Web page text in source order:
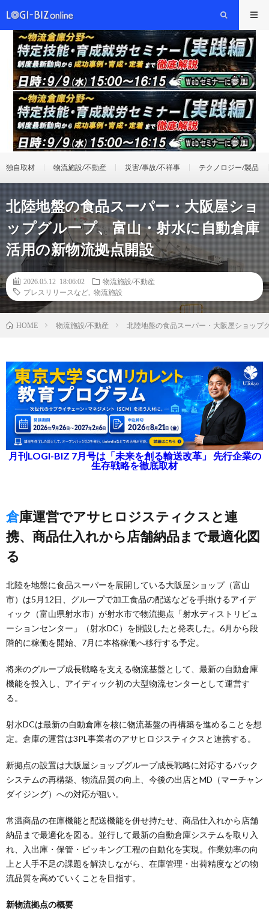
独自取材 物流施設/不動産 災害/事故/不祥事 テクノロジー/製品
北陸地盤の食品スーパー・大阪屋ショ
ップグループ、富山・射水に自動倉庫
活用の新物流拠点開設
2026.05.12 18:06:02
物流施設/不動産
プレスリリースなど
物流施設
HOME 物流施設/不動産 北陸地盤の食品スーパー・大阪屋ショップ
月刊LOGI-BIZ 7月号は「未来を創る輸送改革」 先行企業の
生存戦略を徹底取材
倉庫運営でアサヒロジスティクスと連
携、商品仕入れから店舗納品まで最適化図
る
北陸を地盤に食品スーパーを展開している大阪屋ショップ（富山
市）は5月12日、グループで加工食品の配送などを手掛けるアイデ
ィック（富山県射水市）が射水市で物流拠点「射水ディストリビュ
ーションセンター」（射水DC）を開設したと発表した。6月から段
階的に稼働を開始、7月に本格稼働へ移行する予定。
将来のグループ成長戦略を支える物流基盤として、最新の自動倉庫
機能を投入し、アイディック初の大型物流センターとして運営す
る。
射水DCは最新の自動倉庫を核に物流基盤の再構築を進めることを想
定。倉庫の運営は3PL事業者のアサヒロジスティクスと連携する。
新拠点の設置は大阪屋ショップグループ成長戦略に対応するバック
システムの再構築、物流品質の向上、今後の出店とMD（マーチャン
ダイジング）への対応が狙い。
常温商品の在庫機能と配送機能を併せ持たせ、商品仕入れから店舗
納品まで最適化を図る。並行して最新の自動倉庫システムを取り入
れ、入出庫・保管・ピッキング工程の自動化を実現。作業効率の向
上と人手不足の課題を解決しながら、在庫管理・出荷精度などの物
流品質を高めていくことを目指す。
新物流拠点の概要